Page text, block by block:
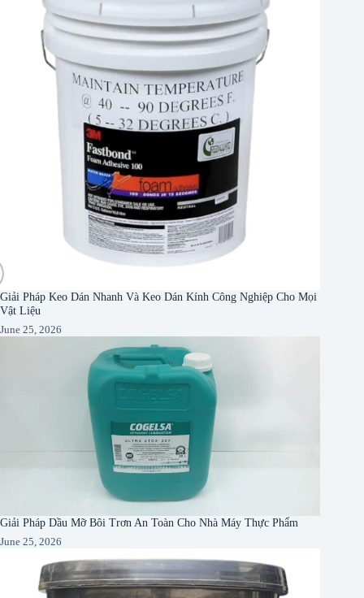
Giải Pháp Keo Dán Nhanh Và Keo Dán Kính Công Nghiệp Cho Mọi
Vật Liệu
June 25, 2026
Giải Pháp Dầu Mỡ Bôi Trơn An Toàn Cho Nhà Máy Thực Phẩm
June 25, 2026